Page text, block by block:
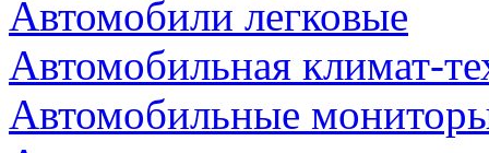
Автомобили легковые
Автомобильная климат-
Автомобильные